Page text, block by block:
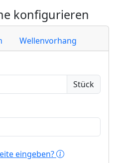
konfigurieren
Wellenvorhang
Stück
eingeben?